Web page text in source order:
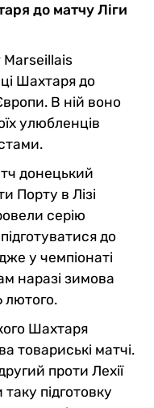
до матчу Ліги
Шахтаря до
В ній воно
улюбленців
донецький
Порту в Лізі
серію
до
у чемпіонаті
наразі зимова
лютого.
Шахтаря
товариські матчі.
проти Лехії
підготовку